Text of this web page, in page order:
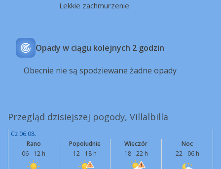
Lekkie zachmurzenie
Opady w ciągu kolejnych 2 godzin
Obecnie nie są spodziewane żadne opady
Przegląd dzisiejszej pogody, Villalbilla
Cz 06.08.
Rano
06 - 12 h
Popołudnie
12 - 18 h
Wieczór
18 - 22 h
Noc
22 - 06 h